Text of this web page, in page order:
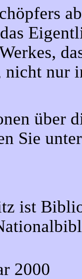
nicht nur
über
Sie
ist
2000